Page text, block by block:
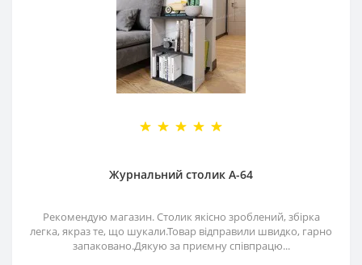
Журнальний столик А-64
Рекомендую магазин. Столик якісно зроблений, збірка
легка, якраз те, що шукали.Товар відправили швидко, гарно
запаковано.Дякую за приємну співпрацю...